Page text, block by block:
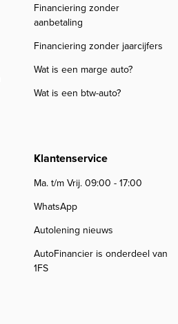
Financiering zonder
aanbetaling
Financiering zonder jaarcijfers
Wat is een marge auto?
Wat is een btw-auto?
Klantenservice
Ma. t/m Vrij. 09:00 - 17:00
WhatsApp
Autolening nieuws
AutoFinancier is onderdeel van
1FS